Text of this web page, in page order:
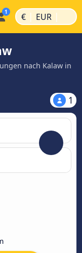
€ | EUR |
nach Kalaw in
1